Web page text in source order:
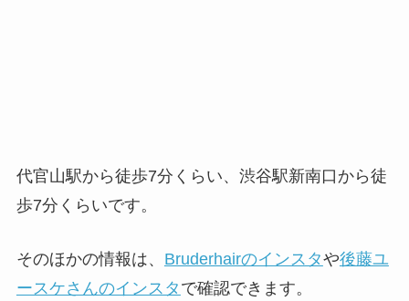
代官山駅から徒歩7分くらい、渋谷駅新南口から徒
歩7分くらいです。
そのほかの情報は、 Bruderhairのインスタや後藤ユ
ースケさんのインスタ で確認できます。